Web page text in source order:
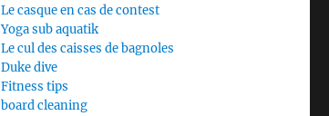
Le casque en cas de contest
Yoga sub aquatik
Le cul des caisses de bagnoles
Duke dive
Fitness tips
board cleaning